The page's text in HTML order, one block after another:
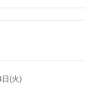
(火)